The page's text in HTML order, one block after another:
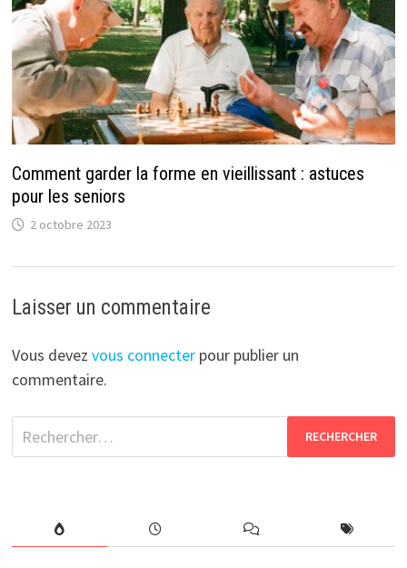
Comment garder la forme en vieillissant : astuces
pour les seniors
2 octobre 2023
Laisser un commentaire
Vous devez vous connecterpour publier un
commentaire.
Rechercher :